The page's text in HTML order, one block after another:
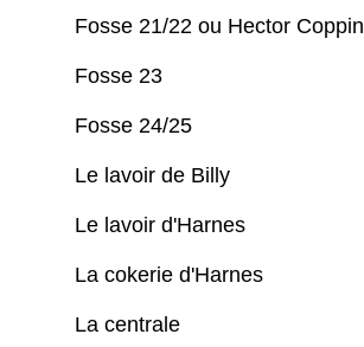
Fosse 21/22 ou Hector Coppin
Fosse 23
Fosse 24/25
Le lavoir de Billy
Le lavoir d'Harnes
La cokerie d'Harnes
La centrale